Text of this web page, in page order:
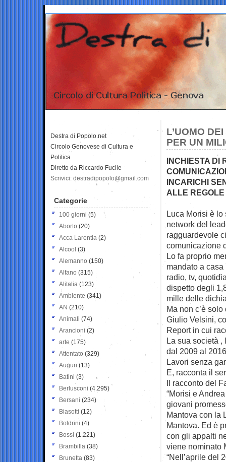
L’UOMO
PER UN
INCHIESTA DI
INCARICHI
ALLE
Luca Morisi è lo
network del
ragguardevole
comunicazione
Lo fa proprio
mandato a
radio, tv,
dispetto degli
mille delle
Ma non c’è solo
Giulio Velsini,
Report in cui
La sua società
dal 2009 al
Lavori senza
E, racconta il
Il racconto del
“Morisi e
giovani
Mantova con la
Mantova. Ed è
con gli appalti
viene nominato
“Nell’aprile del
Destra di Popolo.net
Circolo Genovese di Cultura e
Politica
Diretto da Riccardo Fucile
Scrivici: destradipopolo@gmail.com
Categorie
100 giorni (5)
Aborto (20)
Acca Larentia (2)
Alcool (3)
Alemanno (150)
Alfano (315)
Alitalia (123)
Ambiente (341)
AN (210)
Animali (74)
Arancioni (2)
arte (175)
Attentato (329)
Auguri (13)
Batini (3)
Berlusconi (4.295)
Bersani (234)
Biasotti (12)
Boldrini (4)
Bossi (1.221)
Brambilla (38)
Brunetta (83)